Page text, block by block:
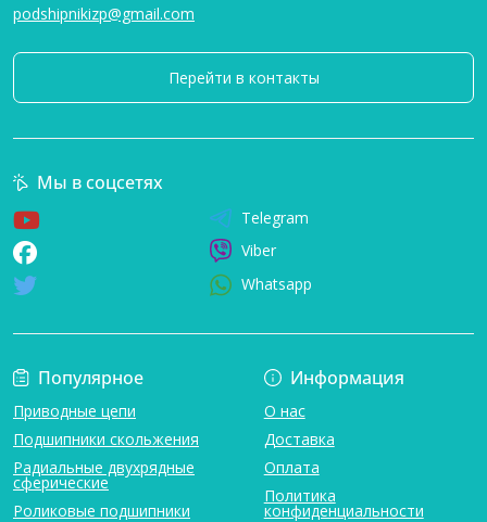
podshipnikizp@gmail.com
Перейти в контакты
Популярное
Приводные цепи
Подшипники скольжения
Радиальные двухрядные
сферические
Роликовые подшипники
Информация
О нас
Доставка
Оплата
Политика
конфиденциальности
Мы в соцсетях
Telegram
Viber
Whatsapp